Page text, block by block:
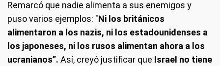
Remarcó que nadie alimenta a sus enemigos y
puso varios ejemplos: "Ni los británicos
alimentaron a los nazis, ni los estadounidenses a
los japoneses, ni los rusos alimentan ahora a los
ucranianos”. Así, creyó justificar que Israel no tiene